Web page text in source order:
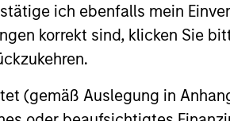
ich ebenfalls mein
korrekt sind, klicken Sie
(gemäß Auslegung in
Clip
Million
Buyers Edge
Announces